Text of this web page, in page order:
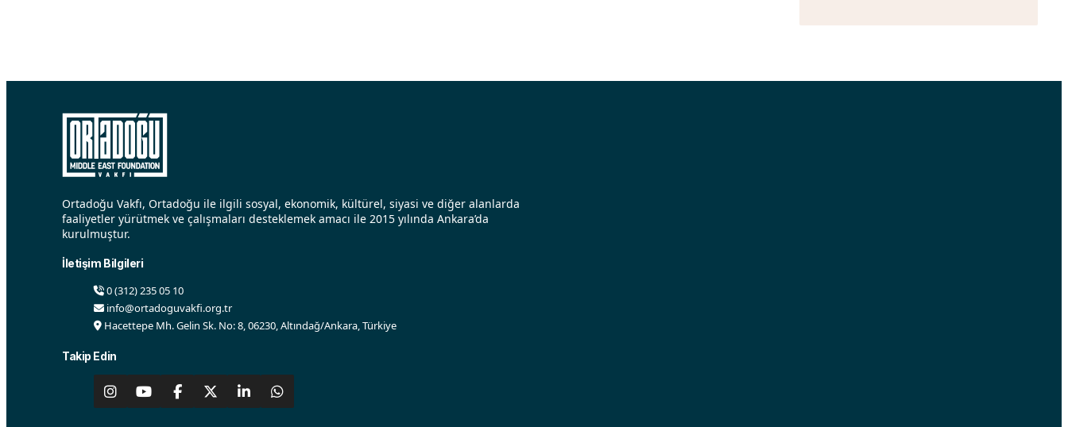
Ortadoğu Vakfı, Ortadoğu ile ilgili sosyal, ekonomik, kültürel, siyasi ve diğer alanlarda
faaliyetler yürütmek ve çalışmaları desteklemek amacı ile 2015 yılında Ankara’da
kurulmuştur.
İletişim Bilgileri
0 (312) 235 05 10
info@ortadoguvakfi.org.tr
Hacettepe Mh. Gelin Sk. No: 8, 06230, Altındağ/Ankara, Türkiye
Takip Edin